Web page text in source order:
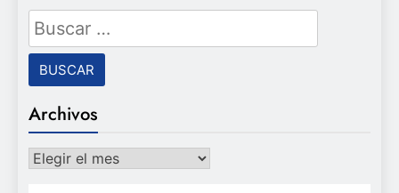
Buscar:
Archivos
Archivos